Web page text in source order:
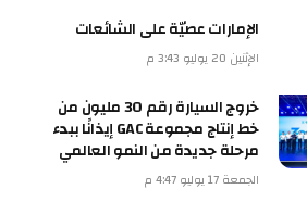
الإمارات عصيّة على الشائعات
خروج السيارة رقم 30 مليون من
خط إنتاج مجموعة GAC إيذانًا ببدء
مرحلة جديدة من النمو العالمي